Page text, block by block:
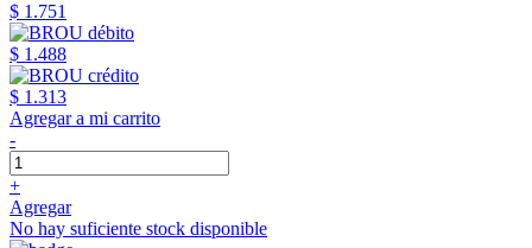
$ 1.751
$ 1.488
$ 1.313
Agregar a mi carrito
-
+
Agregar
No hay suficiente stock disponible